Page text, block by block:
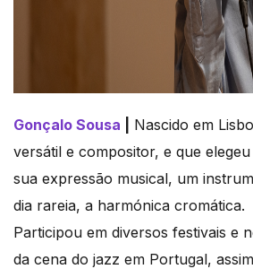
Gonçalo Sousa
Nascido em
versátil e compositor, e que
sua expressão musical, um
dia rareia, a harmónica cromática.
Participou em diversos festivais e
da cena do jazz em Portugal,